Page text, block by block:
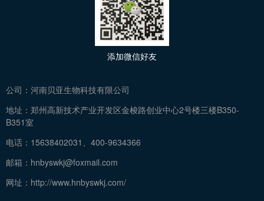
公司： 河南贝亚生物科技有限公司
地址： 郑州高新技术产业开发区金梭路创业中心2号楼三楼B350-
B351室
电话： 15638402031、400-9634366
邮箱： hnbyswkj@foxmail.com
网址： http://www.hnbyswkj.com/
添加微信好友